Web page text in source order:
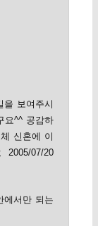
을 보여주시
요^^ 공감하
신혼에 이
2005/07/20
에서만 되는